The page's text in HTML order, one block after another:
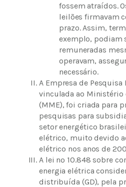
fossem atraídos.
leilões firmavam
prazo. Assim,
exemplo, podiam
remuneradas
operavam,
necessário.
A Empresa de Pesquisa
vinculada ao Ministério
(MME), foi criada para
pesquisas para
setor energético
elétrico, muito devido
elétrico nos anos de
A lei nº 10.848 sobre
energia elétrica
distribuída (GD), pela